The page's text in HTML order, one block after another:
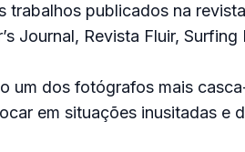
trabalhos publicados na
Journal, Revista Fluir,
um dos fotógrafos mais
em situações inusitadas e